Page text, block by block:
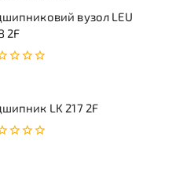
вузол LEU
2F
LK 217 2F